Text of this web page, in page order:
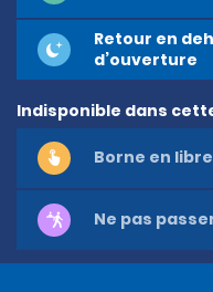
Retour en
d’ouverture
Indisponible dans
Borne en
Ne pas